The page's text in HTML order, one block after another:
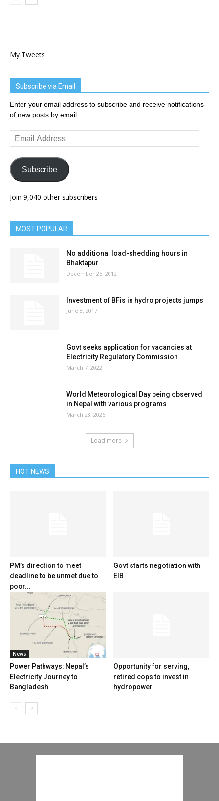
My Tweets
Subscribe via Email
Enter your email address to subscribe and receive notifications
of new posts by email.
Email
Address
Subscribe
Join 9,040 other subscribers
MOST POPULAR
No additional load-shedding hours in
Bhaktapur
December 25, 2012
Investment of BFis in hydro projects jumps
June 8, 2017
Govt seeks application for vacancies at
Electricity Regulatory Commission
March 7, 2022
World Meteorological Day being observed
in Nepal with various programs
March 23, 2026
Load more
HOT NEWS
PM’s direction to meet
deadline to be unmet due to
poor...
Govt starts negotiation with
EIB
News
Power Pathways: Nepal’s
Electricity Journey to
Bangladesh
Opportunity for serving,
retired cops to invest in
hydropower